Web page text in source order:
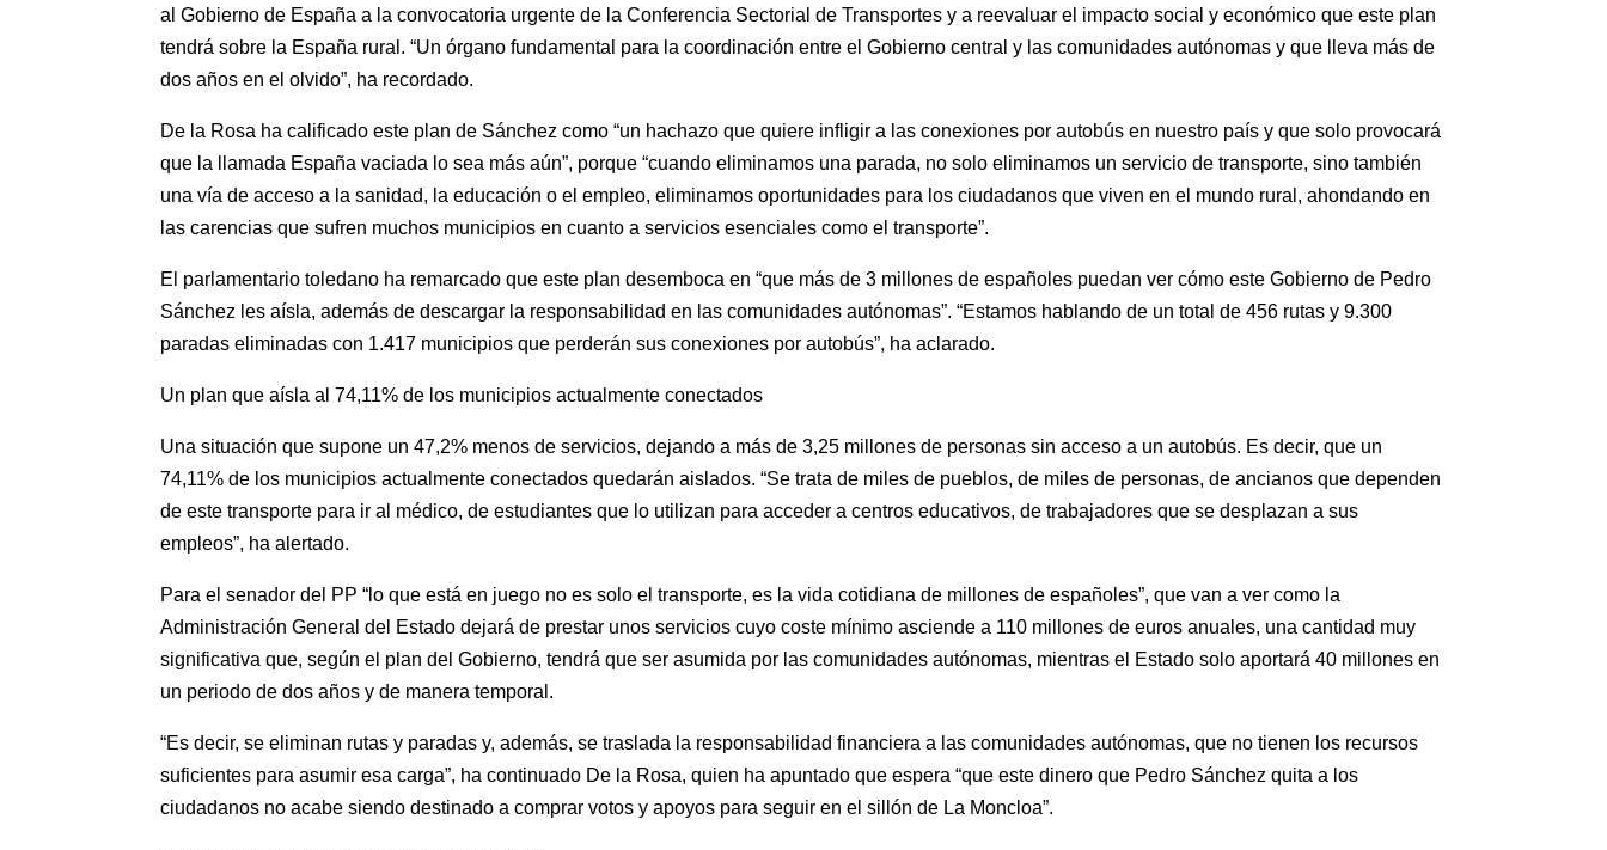
al Gobierno de España a la convocatoria urgente de la Conferencia Sectorial de Transportes y a reevaluar el impacto social y económico que este plan
tendrá sobre la España rural. “Un órgano fundamental para la coordinación entre el Gobierno central y las comunidades autónomas y que lleva más de
dos años en el olvido”, ha recordado.
De la Rosa ha calificado este plan de Sánchez como “un hachazo que quiere infligir a las conexiones por autobús en nuestro país y que solo provocará
que la llamada España vaciada lo sea más aún”, porque “cuando eliminamos una parada, no solo eliminamos un servicio de transporte, sino también
una vía de acceso a la sanidad, la educación o el empleo, eliminamos oportunidades para los ciudadanos que viven en el mundo rural, ahondando en
las carencias que sufren muchos municipios en cuanto a servicios esenciales como el transporte”.
El parlamentario toledano ha remarcado que este plan desemboca en “que más de 3 millones de españoles puedan ver cómo este Gobierno de Pedro
Sánchez les aísla, además de descargar la responsabilidad en las comunidades autónomas”. “Estamos hablando de un total de 456 rutas y 9.300
paradas eliminadas con 1.417 municipios que perderán sus conexiones por autobús”, ha aclarado.
Un plan que aísla al 74,11% de los municipios actualmente conectados
Una situación que supone un 47,2% menos de servicios, dejando a más de 3,25 millones de personas sin acceso a un autobús. Es decir, que un
74,11% de los municipios actualmente conectados quedarán aislados. “Se trata de miles de pueblos, de miles de personas, de ancianos que dependen
de este transporte para ir al médico, de estudiantes que lo utilizan para acceder a centros educativos, de trabajadores que se desplazan a sus
empleos”, ha alertado.
Para el senador del PP “lo que está en juego no es solo el transporte, es la vida cotidiana de millones de españoles”, que van a ver como la
Administración General del Estado dejará de prestar unos servicios cuyo coste mínimo asciende a 110 millones de euros anuales, una cantidad muy
significativa que, según el plan del Gobierno, tendrá que ser asumida por las comunidades autónomas, mientras el Estado solo aportará 40 millones en
un periodo de dos años y de manera temporal.
“Es decir, se eliminan rutas y paradas y, además, se traslada la responsabilidad financiera a las comunidades autónomas, que no tienen los recursos
suficientes para asumir esa carga”, ha continuado De la Rosa, quien ha apuntado que espera “que este dinero que Pedro Sánchez quita a los
ciudadanos no acabe siendo destinado a comprar votos y apoyos para seguir en el sillón de La Moncloa”.